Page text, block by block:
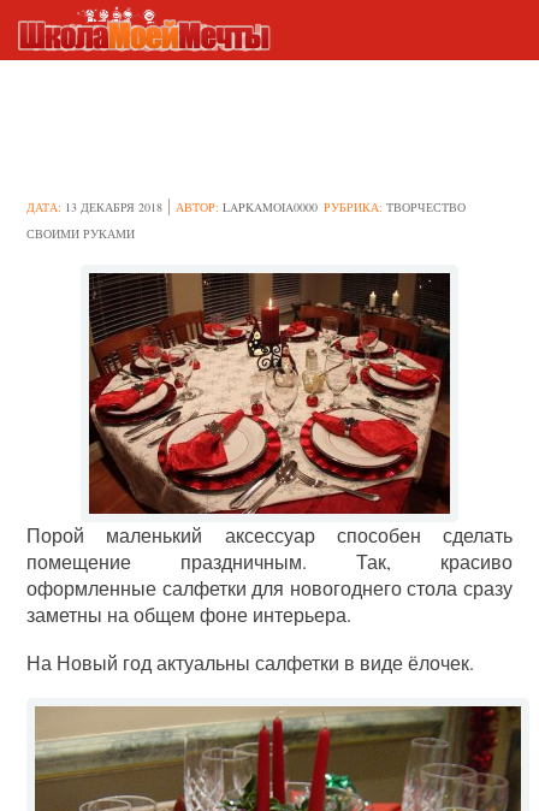
ДАТА: 13 ДЕКАБРЯ 2018 АВТОР:LAPKAMOIA0000 РУБРИКА:ТВОРЧЕСТВО
СВОИМИ РУКАМИ
Порой маленький аксессуар способен сделать
помещение праздничным. Так, красиво
оформленные салфетки для новогоднего стола сразу
заметны на общем фоне интерьера.
На Новый год актуальны салфетки в виде ёлочек.